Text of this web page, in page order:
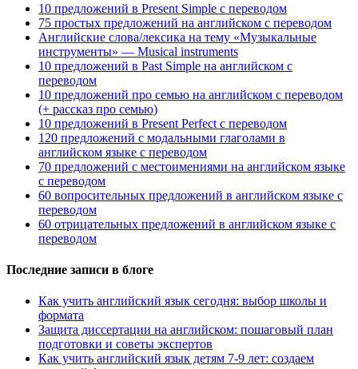
10 предложений в Present Simple с переводом
75 простых предложений на английском с переводом
Английские слова/лексика на тему «Музыкальные
инструменты» — Musical instruments
10 предложений в Past Simple на английском с
переводом
10 предложений про семью на английском с переводом
(+ рассказ про семью)
10 предложений в Present Perfect с переводом
120 предложений с модальными глаголами в
английском языке с переводом
70 предложений с местоимениями на английском языке
с переводом
60 вопросительных предложений в английском языке с
переводом
60 отрицательных предложений в английском языке с
переводом
Последние записи в блоге
Как учить английский язык сегодня: выбор школы и
формата
Защита диссертации на английском: пошаговый план
подготовки и советы экспертов
Как учить английский язык детям 7-9 лет: создаем